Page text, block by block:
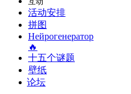
活动安排
拼图
Нейрогенератор
🔥
十五个谜题
壁纸
论坛